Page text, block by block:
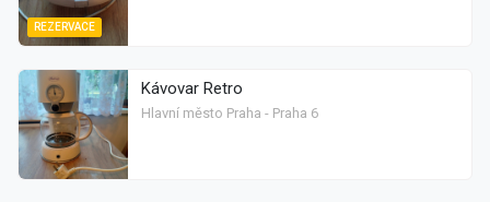
REZERVACE
Kávovar Retro
Hlavní město Praha - Praha 6